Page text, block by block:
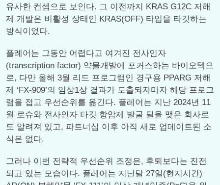
유사한 컨셉으로 보인다. 그 이전까지 KRAS G12C 저해
제 개발은 비활성 상태인 KRAS(OFF) 타입을 타깃하는
방식이었다.
플레어는 그동안 어렵다고 여겨진 전사인자
(transcription factor) 약물개발에 포커스하는 바이오텍으
로, 다만 올해 3월 리드 프로그램인 경구용 PPARG 저해
제 ‘FX-909’의 임상1상 결과가 도출되자마자 해당 프로그
램을 접고 우선순위를 옮긴다. 플레어는 지난 2024년 11
월 로슈와 전사인자 타깃 항암제 발굴 딜을 맺은 회사로
도 알려져 있고, 파트너십 이후 아직 새로 업데이트된 소
식은 없다.
그러나 이번 전략적 우선순위 조정은, 후퇴보다는 진전
되고 있는 모습이다. 플레어는 지난달 27일(현지시간)